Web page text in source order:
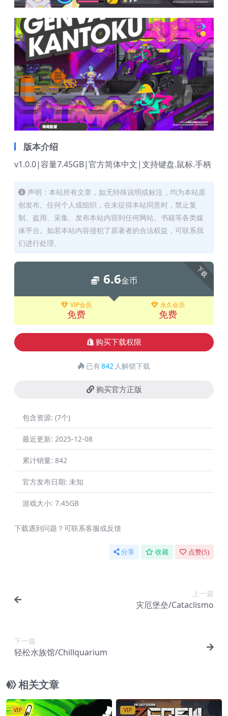
版本介绍
v1.0.0|容量7.45GB|官方简体中文|支持键盘.鼠标.手柄
声明：本站所有文章，如无特殊说明或标注，均为本站原
创发布。任何个人或组织，在未征得本站同意时，禁止复
制、盗用、采集、发布本站内容到任何网站、书籍等各类媒
体平台。如若本站内容侵犯了原著者的合法权益，可联系我
们进行处理。
下载
6.6金币
VIP会员
免费
永久会员
免费
购买下载权限
已有842 人解锁下载
购买官方正版
包含资源: (7个)
最近更新: 2025-12-08
累计销量: 842
官方发布日期: 未知
游戏大小: 7.45GB
下载遇到问题？可联系客服或反馈
分享 收藏 点赞(5)
上一篇
灾厄堡垒/Cataclismo
下一篇
轻松水族馆/Chillquarium
相关文章
VIP VIP